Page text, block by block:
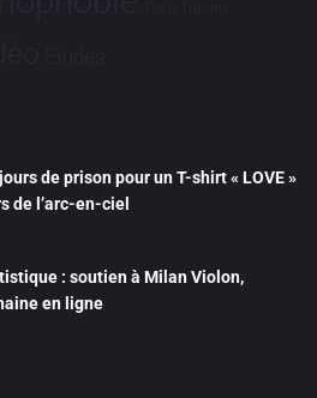
Tech Tribune
Études
de prison pour un T-shirt « LOVE »
de l’arc-en-ciel
: soutien à Milan Violon,
en ligne